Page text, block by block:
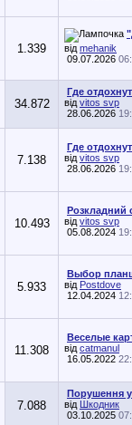
1.339
від mehanik
09.07.2026
34.872
Где
від vitos svp
28.06.2026
7.138
Где
від vitos svp
28.06.2026
10.493
Розкладний
від vitos svp
05.08.2024
5.933
Выбор
від Postdove
12.04.2024
11.308
Веселые
від catmanul
16.05.2022
7.088
Порушення
від Шкодник
03.10.2025